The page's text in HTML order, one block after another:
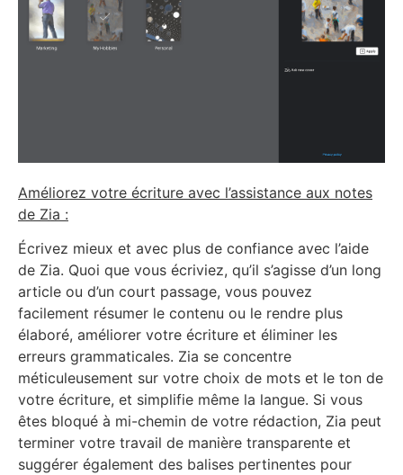
Améliorez votre écriture avec l’assistance aux notes
de Zia :
Écrivez mieux et avec plus de confiance avec l’aide
de Zia. Quoi que vous écriviez, qu’il s’agisse d’un long
article ou d’un court passage, vous pouvez
facilement résumer le contenu ou le rendre plus
élaboré, améliorer votre écriture et éliminer les
erreurs grammaticales. Zia se concentre
méticuleusement sur votre choix de mots et le ton de
votre écriture, et simplifie même la langue. Si vous
êtes bloqué à mi-chemin de votre rédaction, Zia peut
terminer votre travail de manière transparente et
suggérer également des balises pertinentes pour